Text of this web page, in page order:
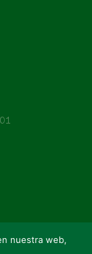
nuestra web,